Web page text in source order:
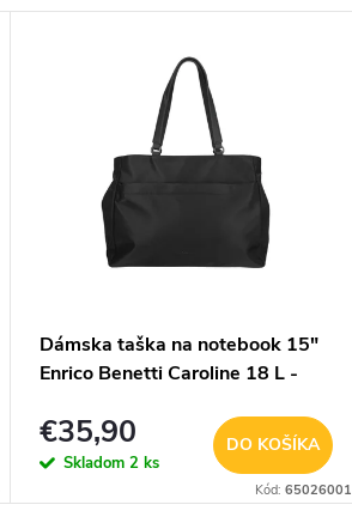
Dámska taška na notebook 15"
Enrico Benetti Caroline 18 L -
€35,90
Skladom 2 ks
DO KOŠÍKA
Kód: 65026001